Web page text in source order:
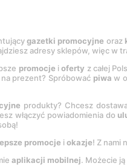
gazetki promocyjne oraz
adresy sklepów, więc w
promocje ioferty z całej
na prezent? Spróbować piwa w
produkty? Chcesz
włączyć powiadomienia do
promocje i okazje! Z nami
aplikacji mobilnej. Możecie